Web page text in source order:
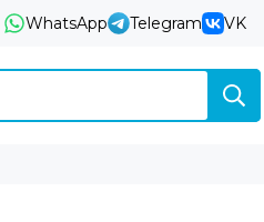
WhatsApp Telegram VK